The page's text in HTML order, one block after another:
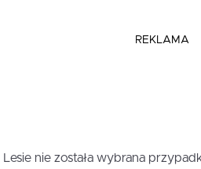
REKLAMA
nie została wybrana